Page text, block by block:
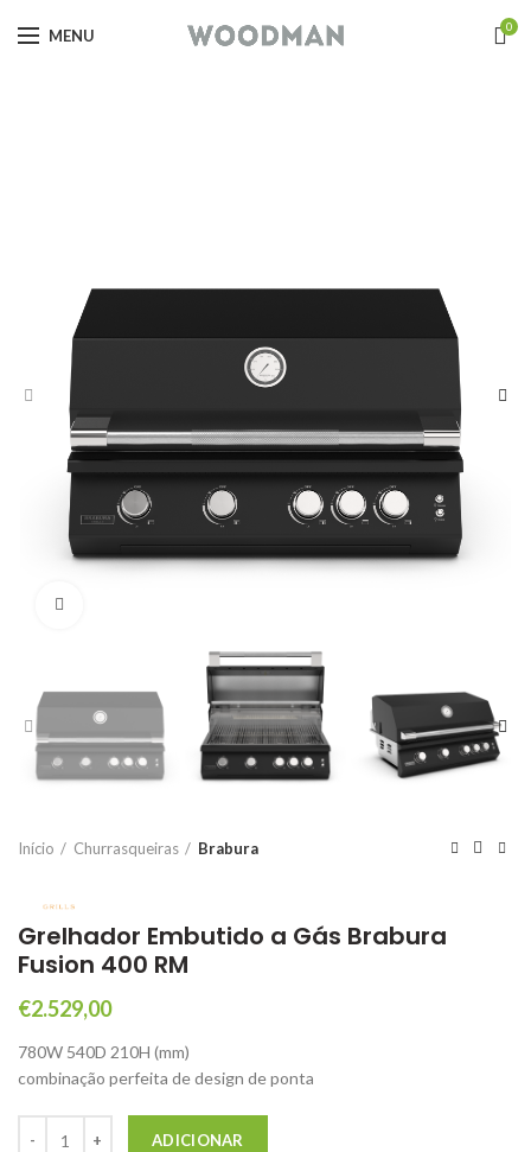
MENU 0
Início Churrasqueiras Brabura
Grelhador Embutido a Gás Brabura
Fusion 400 RM
€2.529,00
780W 540D 210H (mm)
combinação perfeita de design de ponta
ADICIONAR